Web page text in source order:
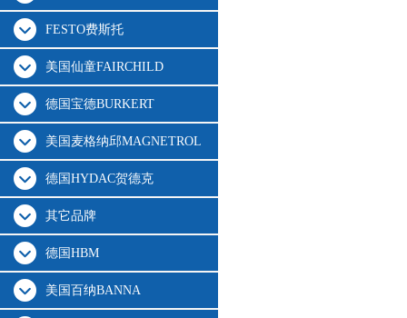
FESTO费斯托
美国仙童FAIRCHILD
德国宝德BURKERT
美国麦格纳邱MAGNETROL
德国HYDAC贺德克
其它品牌
德国HBM
美国百纳BANNA